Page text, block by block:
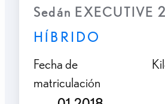
Sedán
HÍBRIDO
Fecha de
matriculación